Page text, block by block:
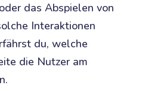
das Abspielen von
Interaktionen
du, welche
die Nutzer am